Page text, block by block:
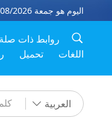
اليوم هو جمعة 07/08/2026
روابط ذات صلة
تحميل اللغات
العربية